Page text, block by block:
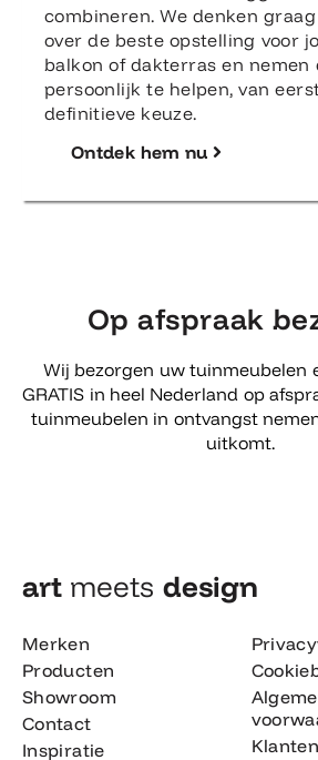
combineren. We denken
over de beste opstelling voor
balkon of dakterras en nemen
persoonlijk te helpen, van
definitieve keuze.
Ontdek hem nu
Op afspraak
Wij bezorgen uw tuinmeubelen
GRATIS in heel Nederland op
tuinmeubelen in ontvangst
uitkomt.
art meets design​
Merken
Producten
Showroom
Contact
Inspiratie